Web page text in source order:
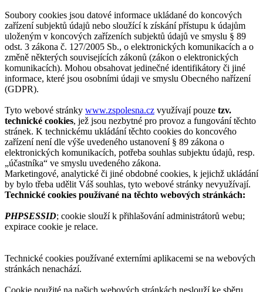
Soubory cookies jsou datové informace ukládané do koncových
zařízení subjektů údajů nebo sloužící k získání přístupu k údajům
uloženým v koncových zařízeních subjektů údajů ve smyslu § 89
odst. 3 zákona č. 127/2005 Sb., o elektronických komunikacích a o
změně některých souvisejících zákonů (zákon o elektronických
komunikacích). Mohou obsahovat jedinečné identifikátory či jiné
informace, které jsou osobními údaji ve smyslu Obecného nařízení
(GDPR).
Tyto webové stránky www.zspolesna.cz využívají pouze tzv.
technické cookies, jež jsou nezbytné pro provoz a fungování těchto
stránek. K technickému ukládání těchto cookies do koncového
zařízení není dle výše uvedeného ustanovení § 89 zákona o
elektronických komunikacích, potřeba souhlas subjektu údajů, resp.
„účastníka“ ve smyslu uvedeného zákona.
Marketingové, analytické či jiné obdobné cookies, k jejichž ukládání
by bylo třeba udělit Váš souhlas, tyto webové stránky nevyužívají.
Technické cookies používané na těchto webových stránkách:
PHPSESSID; cookie slouží k přihlašování administrátorů webu;
expirace cookie je relace.
Technické cookies používané externími aplikacemi se na webových
stránkách nenachází.
Cookie použité na našich webových stránkách neslouží ke sběru